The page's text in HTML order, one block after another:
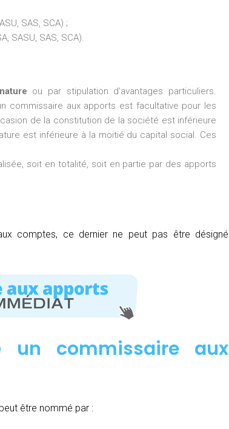
SAS, SCA) ;
SASU, SAS, SCA).
ou par stipulation d’avantages particuliers.
commissaire aux apports est facultative pour les
de la constitution de la société est inférieure
est inférieure à la moitié du capital social. Ces
soit en totalité, soit en partie par des apports
comptes, ce dernier ne peut pas être désigné
un commissaire aux
être nommé par :